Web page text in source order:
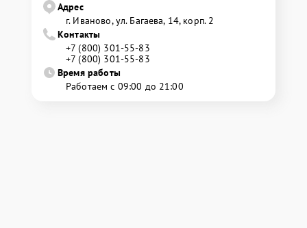
Адрес
г. Иваново, ул. Багаева, 14, корп. 2
Контакты
+7 (800) 301-55-83
+7 (800) 301-55-83
Время работы
Работаем с 09:00 до 21:00